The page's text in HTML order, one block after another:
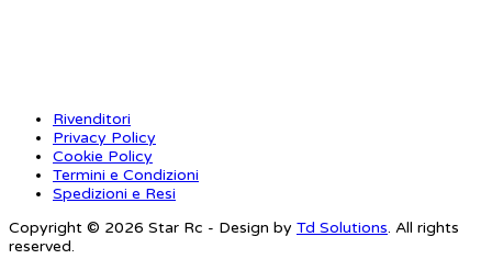
Rivenditori
Privacy Policy
Cookie Policy
Termini e Condizioni
Spedizioni e Resi
Copyright © 2026 Star Rc - Design by Td Solutions. All rights
reserved.